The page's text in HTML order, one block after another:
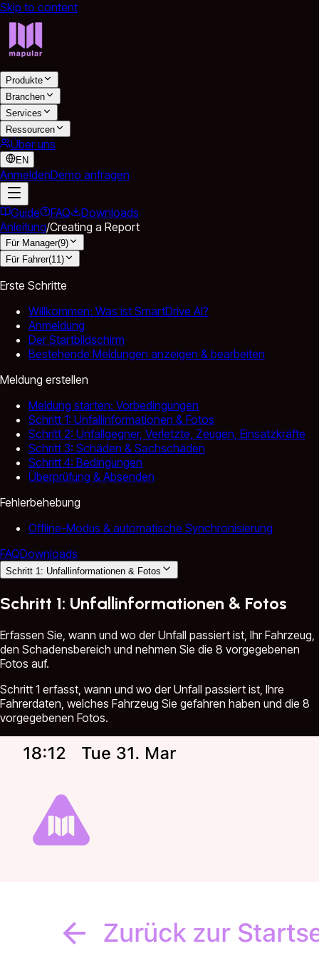
Skip to content
Produkte
Branchen
Services
Ressourcen
Über uns
EN
AnmeldenDemo anfragen
Guide FAQ
Downloads
Anleitung/Creating a Report
Für Manager(9)
Für Fahrer(11)
Erste Schritte
Willkommen: Was ist SmartDrive AI?
Anmeldung
Der Startbildschirm
Bestehende Meldungen anzeigen & bearbeiten
Meldung erstellen
Meldung starten: Vorbedingungen
Schritt 1: Unfallinformationen & Fotos
Schritt 2: Unfallgegner, Verletzte, Zeugen, Einsatzkräfte
Schritt 3: Schäden & Sachschäden
Schritt 4: Bedingungen
Überprüfung & Absenden
Fehlerbehebung
Offline-Modus & automatische Synchronisierung
FAQDownloads
Schritt 1: Unfallinformationen & Fotos
Schritt 1: Unfallinformationen & Fotos
Erfassen Sie, wann und wo der Unfall passiert ist, Ihr Fahrzeug,
den Schadensbereich und nehmen Sie die 8 vorgegebenen
Fotos auf.
Schritt 1 erfasst, wann und wo der Unfall passiert ist, Ihre
Fahrerdaten, welches Fahrzeug Sie gefahren haben und die 8
vorgegebenen Fotos.